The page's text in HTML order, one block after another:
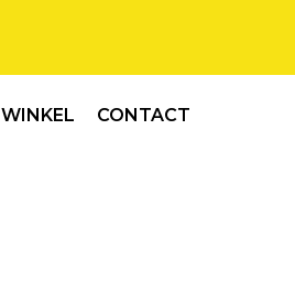
WINKEL CONTACT